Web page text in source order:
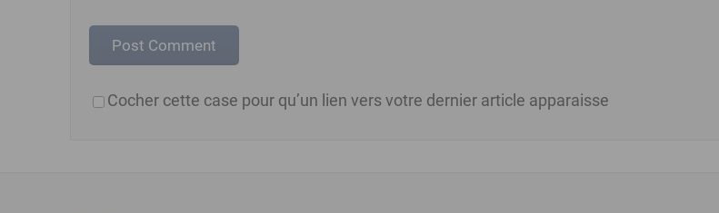
Cocher cette case pour qu’un lien vers votre dernier article apparaisse